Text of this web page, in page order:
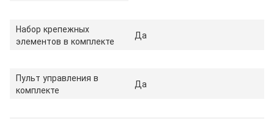
Набор крепежных
элементов в комплекте
Да
Пульт управления в
комплекте
Да